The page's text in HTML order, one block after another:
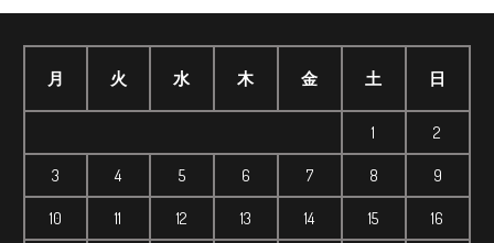
月 火 水 木 金 土 日
1 2
3 4 5 6 7 8 9
10 11 12 13 14 15 16